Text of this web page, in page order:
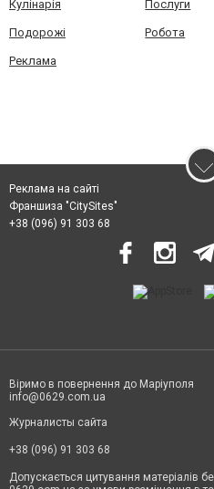
Кулінарія Послуги
Подорожі Робота
Реклама
Реклама на сайті
Франшиза "CitySites"
+38 (096) 91 303 68
Віримо в повернення до Маріуполя
info@0629.com.ua
Журналисты сайта
+38 (096) 91 303 68
Допускається цитування матеріалів